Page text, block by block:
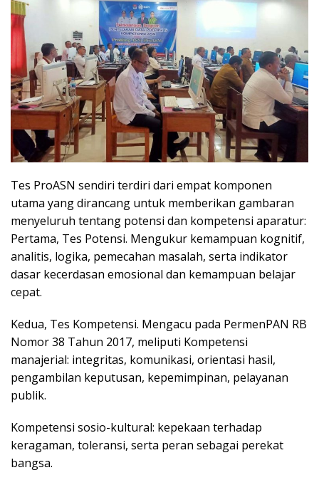
Tes ProASN sendiri terdiri dari empat komponen
utama yang dirancang untuk memberikan gambaran
menyeluruh tentang potensi dan kompetensi aparatur:
Pertama, Tes Potensi. Mengukur kemampuan kognitif,
analitis, logika, pemecahan masalah, serta indikator
dasar kecerdasan emosional dan kemampuan belajar
cepat.
Kedua, Tes Kompetensi. Mengacu pada PermenPAN RB
Nomor 38 Tahun 2017, meliputi Kompetensi
manajerial: integritas, komunikasi, orientasi hasil,
pengambilan keputusan, kepemimpinan, pelayanan
publik.
Kompetensi sosio-kultural: kepekaan terhadap
keragaman, toleransi, serta peran sebagai perekat
bangsa.